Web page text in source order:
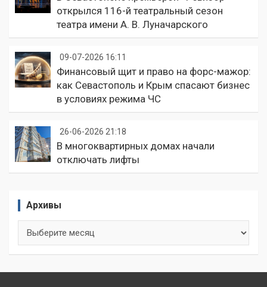
открылся 116-й театральный сезон
театра имени А. В. Луначарского
09-07-2026 16:11
Финансовый щит и право на форс-мажор:
как Севастополь и Крым спасают бизнес
в условиях режима ЧС
26-06-2026 21:18
В многоквартирных домах начали
отключать лифты
Архивы